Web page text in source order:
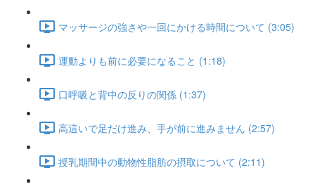
マッサージの強さや一回にかける時間について (3:05)
運動よりも前に必要になること (1:18)
口呼吸と背中の反りの関係 (1:37)
高這いで足だけ進み、手が前に進みません (2:57)
授乳期間中の動物性脂肪の摂取について (2:11)